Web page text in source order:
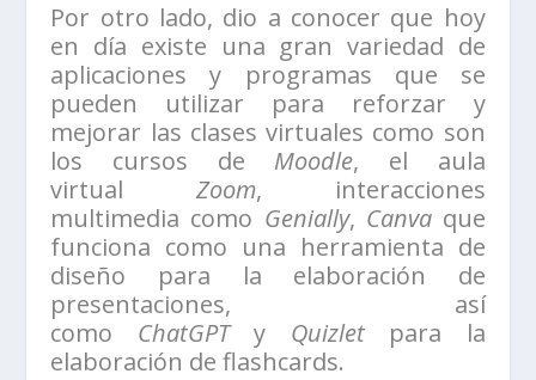
Por otro lado, dio a conocer que hoy
en día existe una gran variedad de
aplicaciones y programas que se
pueden utilizar para reforzar y
mejorar las clases virtuales como son
los cursos de Moodle, el aula
virtual Zoom, interacciones
multimedia como Genially, Canvaque
funciona como una herramienta de
diseño para la elaboración de
presentaciones, así
como ChatGPTy Quizletpara la
elaboración de flashcards.